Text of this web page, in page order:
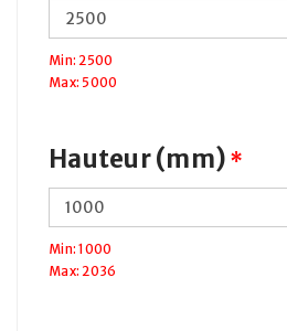
Min: 2500
Max: 5000
Hauteur (mm) *
Min: 1000
Max: 2036